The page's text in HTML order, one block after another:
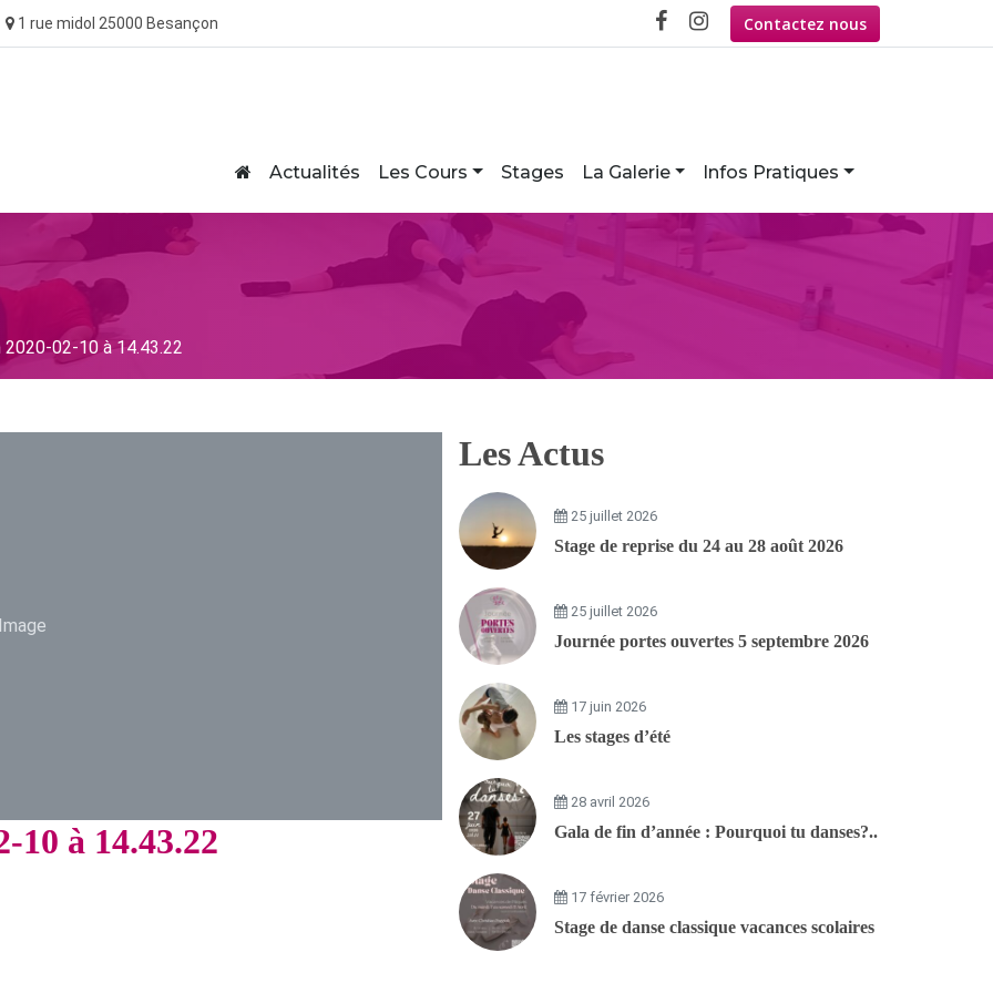
1 rue midol 25000 Besançon Contactez nous
Home
Actualités Les Cours Stages La Galerie Infos Pratiques
02-10 à 14.43.22
Image
10 à 14.43.22
Les Actus
25 juillet 2026
Stage de reprise du 24 au 28 août 2026
25 juillet 2026
Journée portes ouvertes 5 septembre 2026
17 juin 2026
Les stages d’été
28 avril 2026
Gala de fin d’année : Pourquoi tu danses?..
17 février 2026
Stage de danse classique vacances scolaires